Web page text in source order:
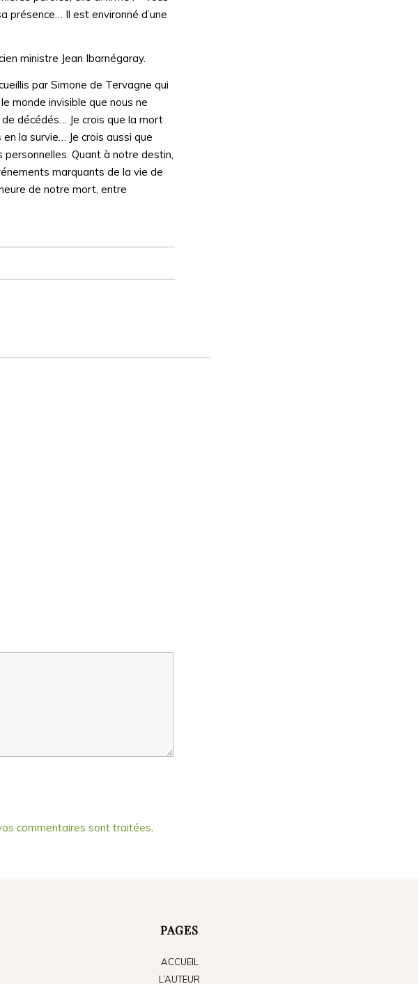
présence… Il est environné d’une
ministre Jean Ibarnégaray.
par Simone de Tervagne qui
monde invisible que nous ne
décédés… Je crois que la mort
la survie… Je crois aussi que
Quant à notre destin,
marquants de la vie de
de notre mort, entre
commentaires sont traitées
PAGES
ACCUEIL
L’AUTEUR